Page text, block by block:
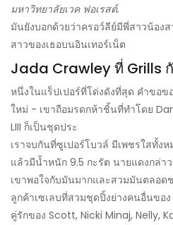
มหาวิทยาลัยเวค ฟอเรสต์.
มันยังบอกด้วยว่าครอว์ลีย์มีพี่สาวน้อง
สาวของเธอบนอินเทอร์เน็ต
Jada Crawley ที่ Grills
หนึ่งในแร็ปเปอร์ที่โด่งดังที่สุด คำขอ
ใหม่ - เขาถือมรดกห้าชิ้นที่ทำโดย
LIII ก็เป็นชุดประ
เราจบกันที่ซูเปอร์โบวล์ มีเพชรใสทั้
แล้วมีน้ำหนัก 9.5 กะรัต นายแดงกล่าว
เขาพอใจกับมันมากและสวมมันตลอด
ลูกค้าเซเลบที่สวมชุดปิ้งย่างคนอื่นขอ
คู่รักของ Scott, Nicki Minaj, Nelly,